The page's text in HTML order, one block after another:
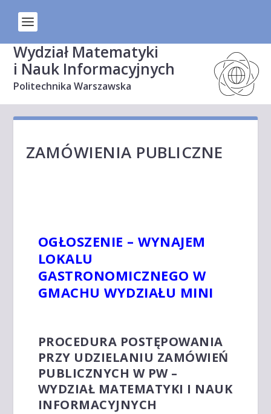
Wydział Matematyki
i Nauk Informacyjnych
Politechnika Warszawska
ZAMÓWIENIA PUBLICZNE
OGŁOSZENIE – WYNAJEM
LOKALU
GASTRONOMICZNEGO W
GMACHU WYDZIAŁU MINI
PROCEDURA POSTĘPOWANIA
PRZY UDZIELANIU ZAMÓWIEŃ
PUBLICZNYCH W PW –
WYDZIAŁ MATEMATYKI I NAUK
INFORMACYJNYCH